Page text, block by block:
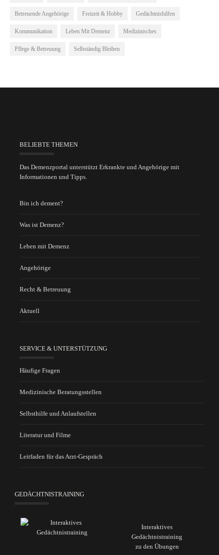
Betreuende Angehörige Freizeit & Hobby Gedächtnishilfen
Kommunikation Leben Mit Demenz Medizinisches
Pflege & Betreuung Selbständig Bleiben
BELIEBTE THEMEN
Das Demenzportal unterstützt Erkrankte und Angehörige mit
Informationen und Tipps.
Bin ich dement?
Was ist Demenz?
Leben mit Demenz
Angehörige
Recht & Betreuung
Aktuell
SERVICE & UNTERSTÜTZUNG
Häufige Fragen
Medizinische Beratungsstellen
Selbsthilfe und Anlaufstellen
Literatur und Filme
Leitfaden für das Arzt-Gespräch
GEDÄCHTNISTRAINING
Interaktives
Gedächtnistraining
zu den Übungen